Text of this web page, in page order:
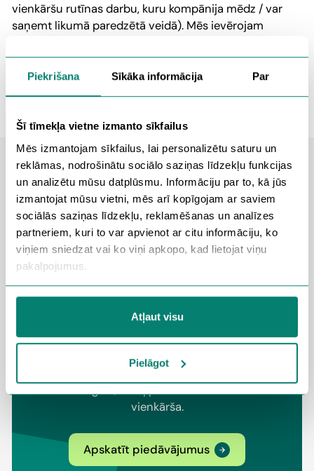
Piekrišana Sīkāka informācija Par
Šī tīmekļa vietne izmanto sīkfailus
Mēs izmantojam sīkfailus, lai personalizētu saturu un
reklāmas, nodrošinātu sociālo saziņas līdzekļu funkcijas
un analizētu mūsu datplūsmu. Informāciju par to, kā jūs
izmantojat mūsu vietni, mēs arī kopīgojam ar saviem
sociālās saziņas līdzekļu, reklamēšanas un analīzes
partneriem, kuri to var apvienot ar citu informāciju, ko
viņiem sniedzat vai ko viņi apkopo, kad lietojat viņu
pakalpojumus.
Lai uzzinātu vairāk par personas datiem, to apstrādi un
Jūsu tiesībām, aicinām iepazīties ar mūsu
Aizsardzības Politiku
Atļaut visu
Pielāgot
vienkāršu rutīnas darbu, kuru kompānija mēdz / var
saņemt likumā paredzētā veidā). Mēs ievērojam
darbojamies.
Piedāvāsim darbu, uz kuru
gribēsi iet
Piesakies sev tīkamajai vakancei – piezvanīsim,
pārrunāsim tavas vēlmes un, ja vēlēsies,
piedāvāsim arī citus piemērotus darbus. CV
nav obligāts, tādēļ pieteikšanās ir ātra un
vienkārša.
Apskatīt piedāvājumus
Ražošana